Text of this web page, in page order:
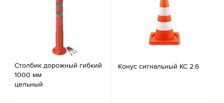
Столбик дорожный гибкий
1000 мм
цельный
Конус сигнальный КС 2.6